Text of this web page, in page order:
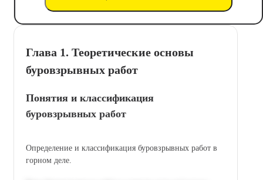
Глава 1. Теоретические основы
буровзрывных работ
Понятия и классификация
буровзрывных работ
Определение и классификация буровзрывных работ в
горном деле.